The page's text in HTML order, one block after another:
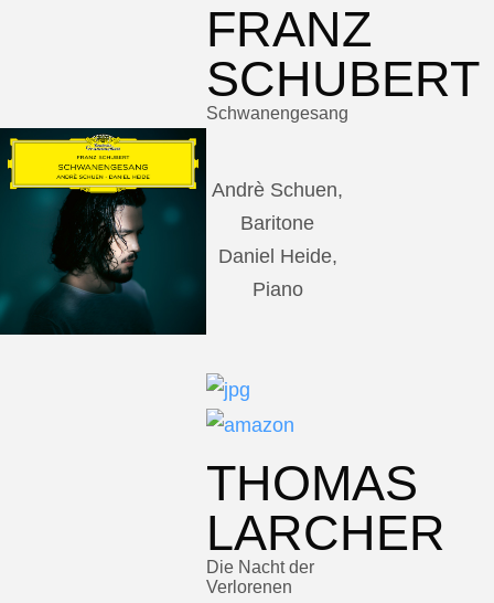
FRANZ
SCHUBERT
Schwanengesang
Andrè Schuen,
Baritone
Daniel Heide,
Piano
THOMAS
LARCHER
Die Nacht der
Verlorenen